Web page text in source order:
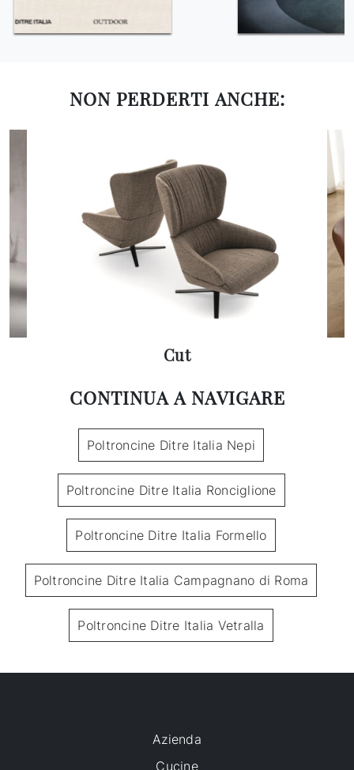
NON PERDERTI ANCHE:
Cut
CONTINUA A NAVIGARE
Poltroncine Ditre Italia Nepi
Poltroncine Ditre Italia Ronciglione
Poltroncine Ditre Italia Formello
Poltroncine Ditre Italia Campagnano di Roma
Poltroncine Ditre Italia Vetralla
Azienda
Cucine